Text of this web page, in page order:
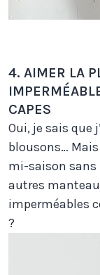
4. AIMER LA
CAPES
Oui, je sais que
blousons…
mi-saison sans
autres
imperméables
?